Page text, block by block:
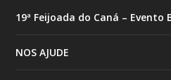
19ª Feijoada do Caná – Evento
NOS AJUDE